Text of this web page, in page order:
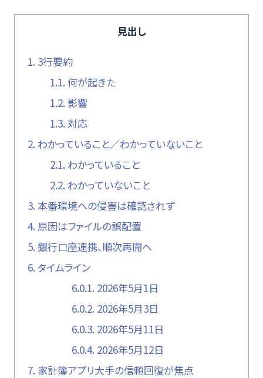
見出し
1. 3行要約
1.1. 何が起きた
1.2. 影響
1.3. 対応
2. わかっていること／わかっていないこと
2.1. わかっていること
2.2. わかっていないこと
3. 本番環境への侵害は確認されず
4. 原因はファイルの誤配置
5. 銀行口座連携、順次再開へ
6. タイムライン
6.0.1. 2026年5月1日
6.0.2. 2026年5月3日
6.0.3. 2026年5月11日
6.0.4. 2026年5月12日
7. 家計簿アプリ大手の信頼回復が焦点